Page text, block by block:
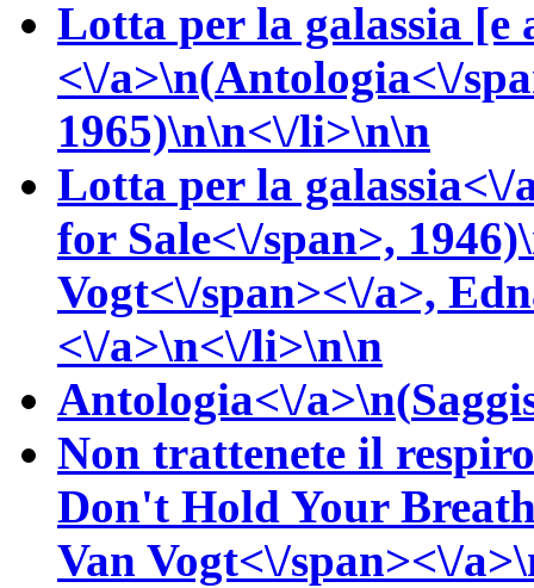
Lotta per la galassia
<\/a>\n(Antologia<\/
1965)\n\n<\/li>\n\n
Lotta per la galassia<\/
for Sale<\/span>,
Vogt<\/span><\/a>,
<\/a>\n<\/li>\n\n
Antologia<\/a>\n(
Non trattenete il
Don't Hold Your
Van Vogt<\/span><\/